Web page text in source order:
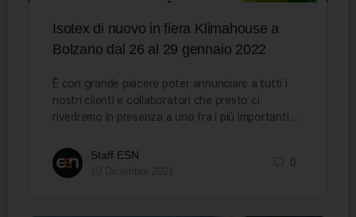
Isotex di nuovo in fiera Klimahouse a
Bolzano dal 26 al 29 gennaio 2022
È con grande piacere poter annunciare a tutti i
nostri clienti e collaboratori che presto ci
rivedremo in presenza a uno fra i più importanti…
Staff ESN
0